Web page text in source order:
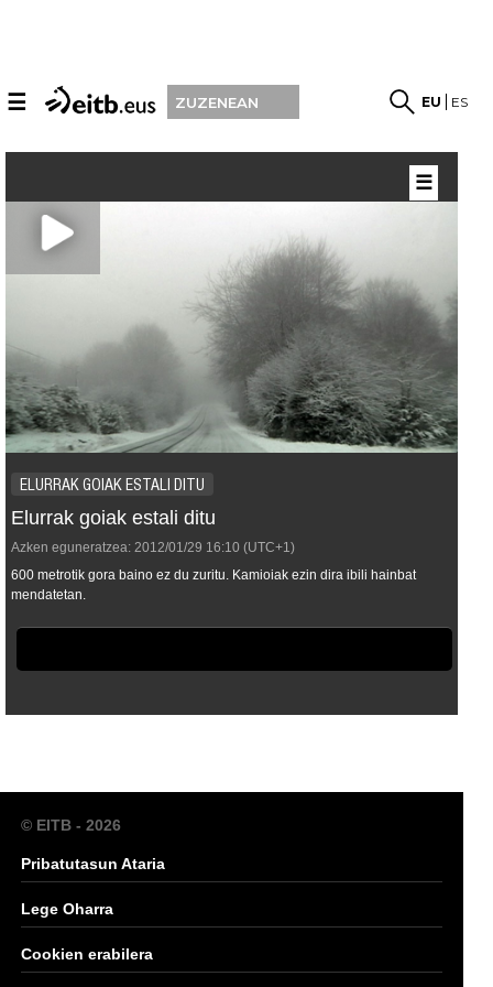
☰ ZUZENEAN EU ES
ELURRAK GOIAK ESTALI DITU
Elurrak goiak estali ditu
Azken eguneratzea: 2012/01/29 16:10 (UTC+1)
600 metrotik gora baino ez du zuritu. Kamioiak ezin dira ibili hainbat
mendatetan.
☰
© EITB - 2026
Pribatutasun Ataria
Lege Oharra
Cookien erabilera